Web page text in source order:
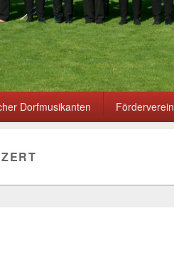
Dorfmusikanten Förderverein